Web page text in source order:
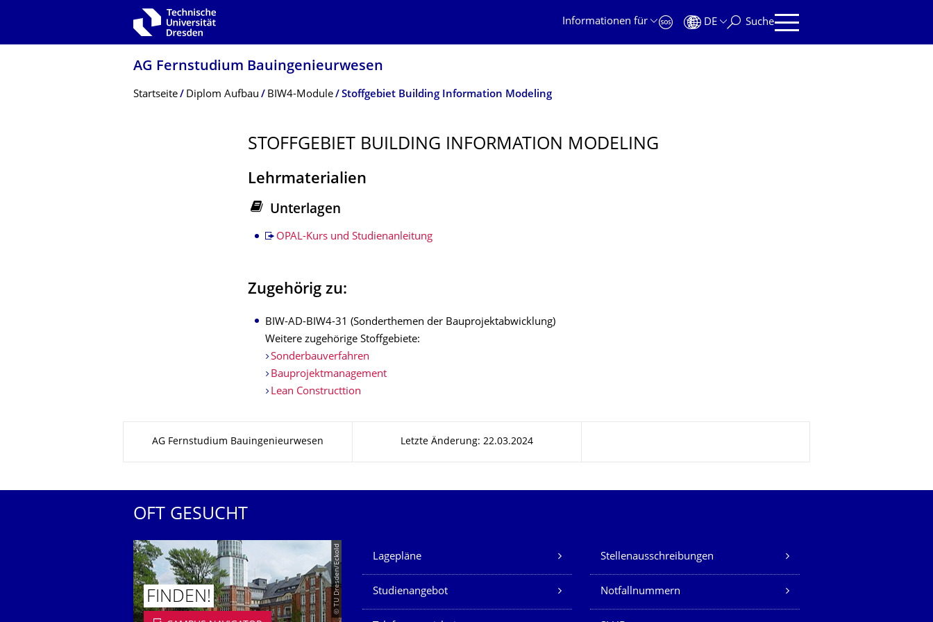
Zur Hauptnavigation springen
Informationen für
DE Suche
AG Fernstudium Bauingenieurwesen
Breadcrumb-Menü
Startseite Diplom Aufbau BIW4-Module Stoffgebiet Building Information Modeling
STOFFGEBIET BUILDING INFORMATION MODELING
Lehrmaterialien
Unterlagen
Stoffgebiet
OPAL-Kurs und Studienanleitung
Zugehörig zu:
BIW-AD-BIW4-31 (Sonderthemen der Bauprojektabwicklung)
Weitere zugehörige Stoffgebiete:
Sonderbauverfahren
Bauprojektmanagement
Lean Constructtion
AG Fernstudium Bauingenieurwesen Letzte Änderung: 22.03.2024
OFT GESUCHT
© TU Dresden/Eckold
FINDEN!
Unsere Dienste
Lagepläne Stellenausschreibungen
Studienangebot Notfallnummern